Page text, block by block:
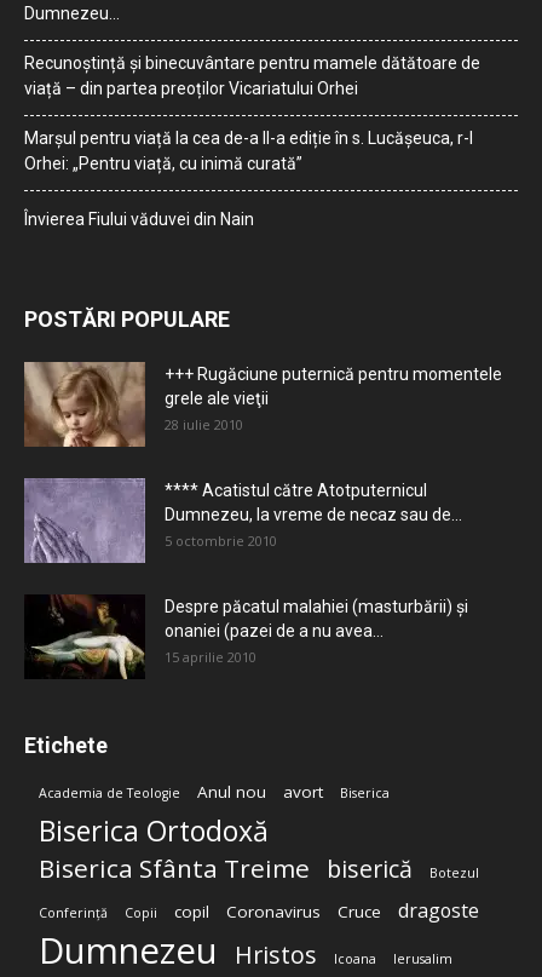
Dumnezeu…
Recunoștință și binecuvântare pentru mamele dătătoare de
viață – din partea preoților Vicariatului Orhei
Marșul pentru viață la cea de-a II-a ediție în s. Lucășeuca, r-l
Orhei: „Pentru viață, cu inimă curată”
Învierea Fiului văduvei din Nain
POSTĂRI POPULARE
+++ Rugăciune puternică pentru momentele
grele ale vieţii
28 iulie 2010
**** Acatistul către Atotputernicul
Dumnezeu, la vreme de necaz sau de...
5 octombrie 2010
Despre păcatul malahiei (masturbării) şi
onaniei (pazei de a nu avea...
15 aprilie 2010
Etichete
Academia de Teologie Anul nou avort Biserica
Biserica Ortodoxă
Biserica Sfânta Treime biserică Botezul
Conferință Copii copil Coronavirus Cruce dragoste
Dumnezeu Hristos Icoana Ierusalim